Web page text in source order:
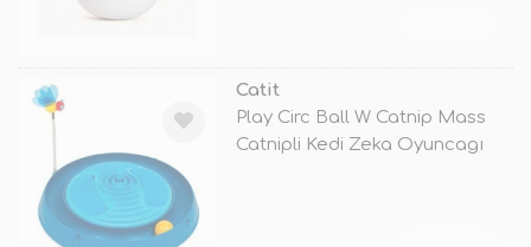
Catit
Play Circ Ball W Catnip Mass
Catnipli Kedi Zeka Oyuncagı